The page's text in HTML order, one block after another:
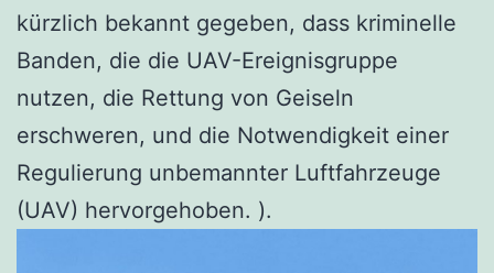
kürzlich bekannt gegeben, dass kriminelle
Banden, die die UAV-Ereignisgruppe
nutzen, die Rettung von Geiseln
erschweren, und die Notwendigkeit einer
Regulierung unbemannter Luftfahrzeuge
(UAV) hervorgehoben. ).